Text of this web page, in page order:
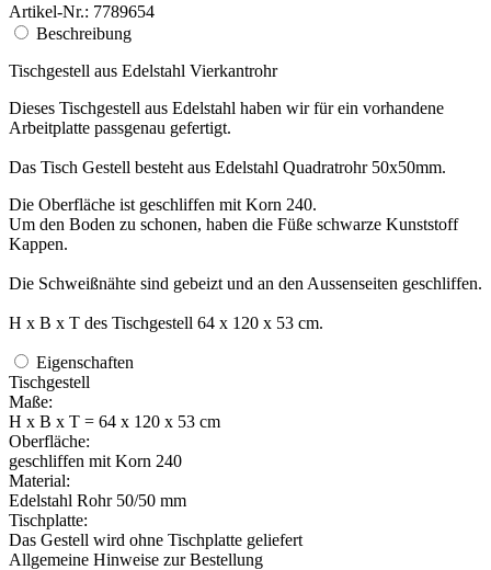
Artikel-Nr.: 7789654
Beschreibung
Tischgestell aus Edelstahl Vierkantrohr
Dieses Tischgestell aus Edelstahl haben wir für ein vorhandene
Arbeitplatte passgenau gefertigt.
Das Tisch Gestell besteht aus Edelstahl Quadratrohr 50x50mm.
Die Oberfläche ist geschliffen mit Korn 240.
Um den Boden zu schonen, haben die Füße schwarze Kunststoff
Kappen.
Die Schweißnähte sind gebeizt und an den Aussenseiten geschliffen.
H x B x T des Tischgestell 64 x 120 x 53 cm.
Eigenschaften
Tischgestell
Maße:
H x B x T = 64 x 120 x 53 cm
Oberfläche:
geschliffen mit Korn 240
Material:
Edelstahl Rohr 50/50 mm
Tischplatte:
Das Gestell wird ohne Tischplatte geliefert
Allgemeine Hinweise zur Bestellung